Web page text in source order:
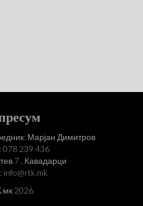
Марјан Димитров
078 239 436
7 , Кавадарци
info@rtk.mk
2026